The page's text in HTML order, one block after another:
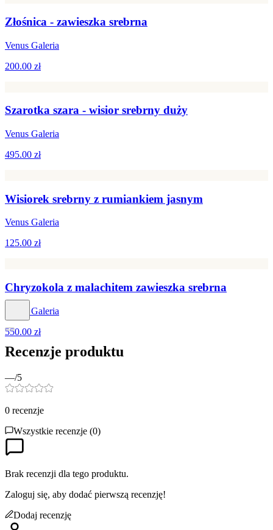
Złośnica - zawieszka srebrna
Venus Galeria
200.00 zł
Szarotka szara - wisior srebrny duży
Venus Galeria
495.00 zł
Wisiorek srebrny z rumiankiem jasnym
Venus Galeria
125.00 zł
Chryzokola z malachitem zawieszka srebrna
Venus Galeria
550.00 zł
Recenzje produktu
—/5
0 recenzje
Wszystkie recenzje (0)
Brak recenzji dla tego produktu.
Zaloguj się, aby dodać pierwszą recenzję!
Dodaj recenzję